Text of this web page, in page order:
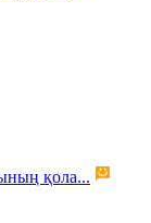
қола...